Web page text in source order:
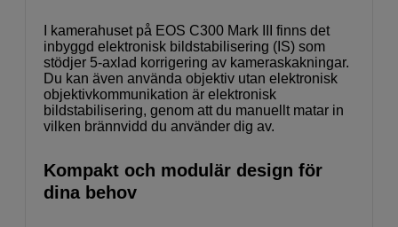
I kamerahuset på EOS C300 Mark III finns det
inbyggd elektronisk bildstabilisering (IS) som
stödjer 5-axlad korrigering av kameraskakningar.
Du kan även använda objektiv utan elektronisk
objektivkommunikation är elektronisk
bildstabilisering, genom att du manuellt matar in
vilken brännvidd du använder dig av.
Kompakt och modulär design för
dina behov